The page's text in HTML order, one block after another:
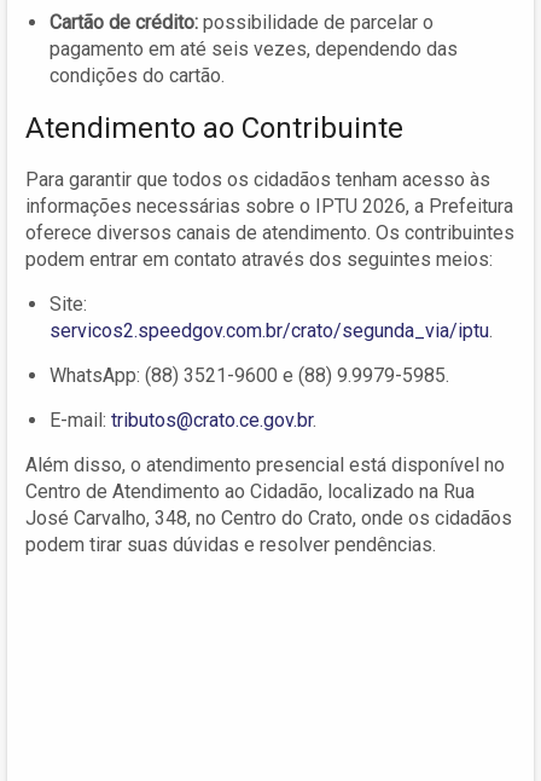
Cartão de crédito: possibilidade de parcelar o
pagamento em até seis vezes, dependendo das
condições do cartão.
Atendimento ao Contribuinte
Para garantir que todos os cidadãos tenham acesso às
informações necessárias sobre o IPTU 2026, a Prefeitura
oferece diversos canais de atendimento. Os contribuintes
podem entrar em contato através dos seguintes meios:
Site:
servicos2.speedgov.com.br/crato/segunda_via/iptu.
WhatsApp: (88) 3521-9600 e (88) 9.9979-5985.
E-mail: tributos@crato.ce.gov.br.
Além disso, o atendimento presencial está disponível no
Centro de Atendimento ao Cidadão, localizado na Rua
José Carvalho, 348, no Centro do Crato, onde os cidadãos
podem tirar suas dúvidas e resolver pendências.